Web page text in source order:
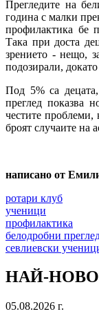
Прегледите на
година с малки
профилактика бе
Така при доста
зрението - нещо,
подозирали,
Под 5% са
преглед показва
честите проблеми,
броят случаите на
написано от
ротари клуб
ученици
профилактика
белодробни
севлиевски
НАЙ-НОВО
05.08.2026 г.